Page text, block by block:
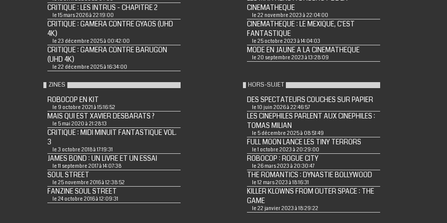
CRITIQUE : LES INTRUS - CHAPITRE 2
le 15 mars 2026 à 22:19:00
CRITIQUE : GAMERA CONTRE GYAOS (UHD
4K)
le 23 décembre 2025 à 00:42:00
CRITIQUE : GAMERA CONTRE BARUGON
(UHD 4K)
le 22 décembre 2025 à 16:34:00
CINEMATHEQUE
le 22 novembre 2023 à 22:04:00
CINEMATHEQUE : LE MEXIQUE, C'EST
FANTASTIQUE
le 25 octobre 2023 à 14:04:03
MODE EN JAUNE A LA CINEMATHEQUE
le 20 septembre 2023 à 13:28:09
ZINES
ROBOCOP EN KIT
le 9 octobre 2021 à 15:16:52
MAIS QUI EST XAVIER DESBARATS ?
le 5 mai 2020 à 21:28:13
CRITIQUE : MIDI MINUIT FANTASTIQUE VOL.
3
le 3 octobre 2018 à 17:19:31
JAMES BOND : UN LIVRE ET UN ESSAI
le 11 septembre 2017 à 14:07:38
SOUL STREET
le 25 novembre 2016 à 12:38:52
FANZINE SOUL STREET
le 24 octobre 2016 à 12:09:31
HORS-SUJET
DES SPECTATEURS COUCHES SUR PAPIER
le 10 juin 2026 à 22:46:57
LES CINEPHILES PARLENT AUX CINEPHILES :
TOMAS MILIAN
le 5 décembre 2025 à 08:51:49
FULL MOON LANCE LES TINY TERRORS
le 1 octobre 2023 à 20:29:00
ROBOCOP : ROGUE CITY
le 26 mars 2023 à 20:30:47
THE ROMANTICS : DYNASTIE BOLLYWOOD
le 12 mars 2023 à 18:16:31
KILLER KLOWNS FROM OUTER SPACE : THE
GAME
le 22 janvier 2023 à 18:29:22